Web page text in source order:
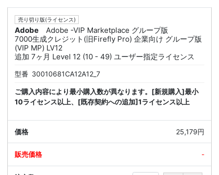
売り切り版(ライセンス)
Adobe
Adobe -VIP Marketplace グループ版
7000生成クレジット(旧Firefly Pro) 企業向け グループ版
(VIP MP) LV12
追加 7ヶ月 Level 12 (10 - 49) ユーザー指定ライセンス
型番 30010681CA12A12_7
ご購入内容により最小購入数が異なります。[新規購入]最小
10ライセンス以上、[既存契約への追加]1ライセンス以上
25,179円
-